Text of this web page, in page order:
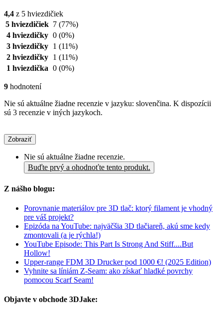
4,4 z 5 hviezdičiek
5 hviezdičiek 7 (77%)
4 hviezdičky 0 (0%)
3 hviezdičky
1 (11%)
2 hviezdičky
1 (11%)
1 hviezdička 0 (0%)
9 hodnotení
Nie sú aktuálne žiadne recenzie v jazyku: slovenčina. K dispozícii
sú 3 recenzie v iných jazykoch.
Zobraziť
Nie sú aktuálne žiadne recenzie.
Buďte prvý a ohodnoťte tento produkt.
Z nášho blogu:
Porovnanie materiálov pre 3D tlač: ktorý filament je vhodný
pre váš projekt?
Epizóda na YouTube: najväčšia 3D tlačiareň, akú sme kedy
zmontovali (a je rýchla!)
YouTube Episode: This Part Is Strong And Stiff....But
Hollow!
Upper-range FDM 3D Drucker pod 1000 €! (2025 Edition)
Vyhnite sa líniám Z-Seam: ako získať hladké povrchy
pomocou Scarf Seam!
Objavte v obchode 3DJake: